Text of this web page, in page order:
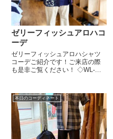
ゼリーフィッシュアロハコ
ーデ
ゼリーフィッシュアロハシャツ
コーデご紹介です！ご来店の際
も是非ご覧ください！ ◇WL-
◇HOUSTON 40982 BLACK(L)ア
ロハシャツ(JERRYFISH)¥10...
本日のコーディネート